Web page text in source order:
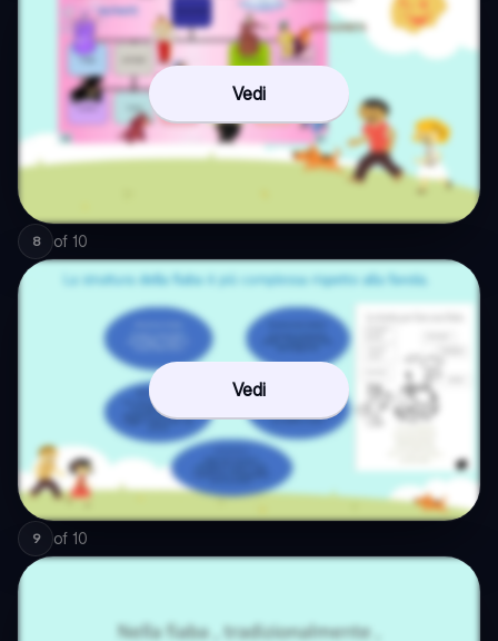
Vedi
8 of 10
Vedi
9 of 10